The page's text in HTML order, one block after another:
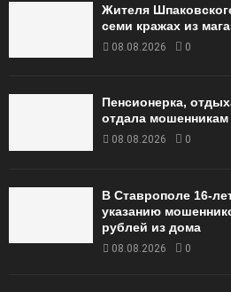
Жителя
семи кражах из
08.08.2026 0
Пенсионерка,
отдала
08.08.2026 0
В Ставрополе 16-
указанию
рублей из дома
08.08.2026 0